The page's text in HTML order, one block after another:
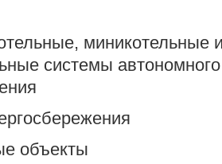
миникотельные
системы автономного
объекты